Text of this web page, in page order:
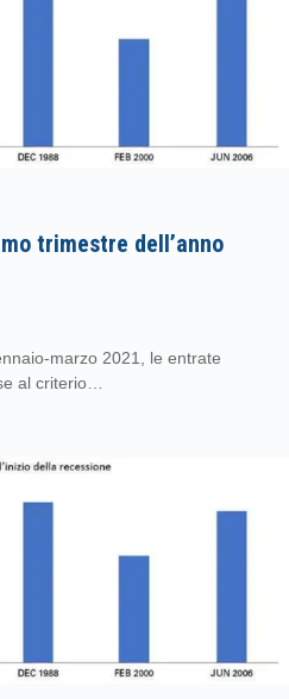
trimestre dell’anno
marzo 2021, le entrate
al criterio…